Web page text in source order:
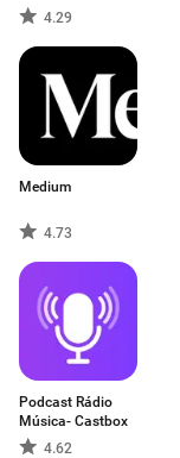
4.29
Medium
4.73
Podcast Rádio
Música- Castbox
4.62